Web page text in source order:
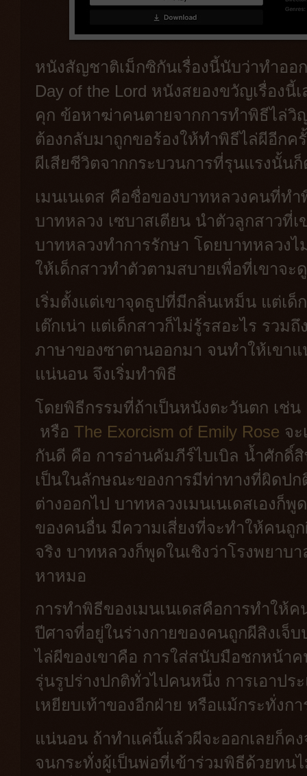
หนังสัญชาติเม็กซิกันเรื่องนี้นับว่าทำออ
Day of the Lord หนังสยองขวัญเรื่องนี้
คุก ข้อหาฆ่าคนตายจากการทำพิธีไล่
ต้องกลับมาถูกขอร้องให้ทำพิธีไล่ผีอีกค
ผีเสียชีวิตจากกระบวนการที่รุนแรงนั้น
เมนเนเดส คือชื่อของบาทหลวงคนที่ท
บาทหลวง เซบาสเตียน นำตัวลูกสาวที่เ
บาทหลวงทำการรักษา โดยบาทหลวง
ให้เด็กสาวทำตัวตามสบายเพื่อที่เขาจะ
เริ่มตั้งแต่เขาจุดธูปที่มีกลิ่นเหม็น แต่เด็
เต๊กเน่า แต่เด็กสาวก็ไม่รู้รสอะไร รว
ภาษาของซาตานออกมา จนทำให้เขาแ
แน่นอน จึงเริ่มทำพิธี
โดยพิธีกรรมที่ถ้าเป็นหนังตะวันตก เช่น
หรือ The Exorcism of Emily Rose จ
กันดี คือ การอ่านคัมภีร์ไบเบิล น้ำศักดิ์
เป็นในลักษณะของการมีท่าทางที่ผิดปก
ต่างออกไป บาทหลวงเมนเนเดสเองก็พู
ของคนอื่น มีความเสี่ยงที่จะทำให้คนถู
จริง บาทหลวงก็พูดในเชิงว่าโรงพยาบ
หาหมอ
การทำพิธีของเมนเนเดสคือการทำให้
ปีศาจที่อยู่ในร่างกายของคนถูกผีสิงเจ็
ไล่ผีของเขาคือ การใส่สนับมือชกหน้า
รุ่นรูปร่างปกติทั่วไปคนหนึ่ง การเอาปร
เหยียบเท้าของอีกฝ่าย หรือแม้กระทั่งก
แน่นอน ถ้าทำแค่นี้แล้วผีจะออกเลยก็ค
จนกระทั่งผู้เป็นพ่อที่เข้าร่วมพิธีด้วยทน